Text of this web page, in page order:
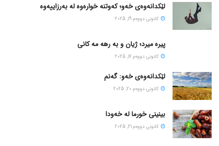
لێکدانەوەی خەو؛ کەوتنە خوارەوە لە بەرزاییەوە
كانونی دووه‌م 19, 2025
پیره میرد؛ ژیان و به رهه مه کانی
كانونی دووه‌م 16, 2025
لێکدانەوەی خەو: گەنم
كانونی دووه‌م 20, 2025
بینینی خورما لە خەودا
كانونی دووه‌م 21, 2025